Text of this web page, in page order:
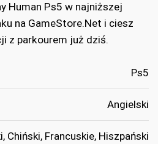
Human Ps5 w najniższej
na GameStore.Net i ciesz
z parkourem już dziś.
Ps5
Angielski
Chiński, Francuskie, Hiszpański